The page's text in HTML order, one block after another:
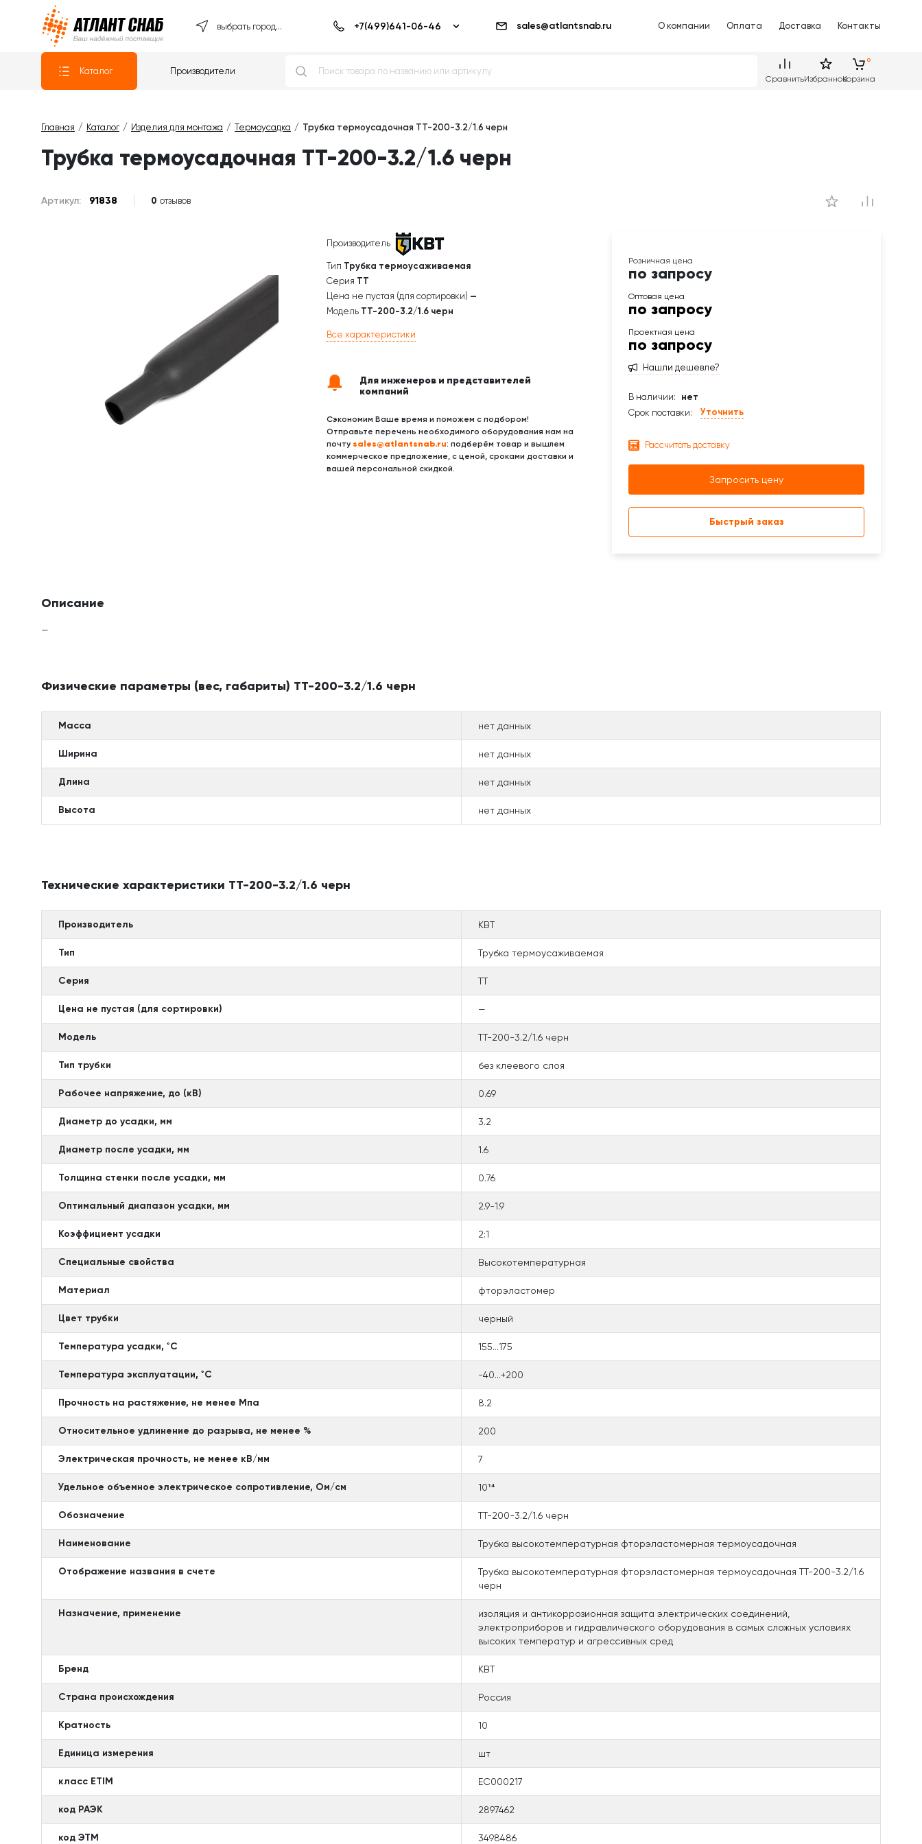
Атлантснаб
выбрать город... sales@atlantsnab.ru О компании Оплата Доставка Контакты
Каталог Производители
СравнитьИзбранноеКорзина
Главная Каталог Изделия для монтажа Термоусадка Трубка термоусадочная ТТ-200-3.2/1.6 черн
Трубка термоусадочная ТТ-200-3.2/1.6 черн
Артикул: 91838
Производитель
Тип Трубка термоусаживаемая
Серия ТТ
Цена не пустая (для сортировки) —
Модель ТТ-200-3.2/1.6 черн
Все характеристики
Для инженеров и представителей
компаний
Сэкономим Ваше время и поможем с подбором!
Отправьте перечень необходимого оборудования нам на
почту sales@atlantsnab.ru: подберём товар и вышлем
коммерческое предложение, с ценой, сроками доставки и
вашей персональной скидкой.
по запросу
по запросу
по запросу
Нашли дешевле?
В наличии:
нет
Срок поставки:
Уточнить
Рассчитать доставку
Запросить цену
Быстрый заказ
Описание
—
Физические параметры (вес, габариты) ТТ-200-3.2/1.6 черн
Масса нет данных
Ширина нет данных
Длина нет данных
Высота нет данных
Технические характеристики ТТ-200-3.2/1.6 черн
Производитель КВТ
Тип Трубка термоусаживаемая
Серия ТТ
Цена не пустая (для сортировки) —
Модель ТТ-200-3.2/1.6 черн
Тип трубки без клеевого слоя
Рабочее напряжение, до (кВ) 0.69
Диаметр до усадки, мм 3.2
Диаметр после усадки, мм 1.6
Толщина стенки после усадки, мм 0.76
Оптимальный диапазон усадки, мм 2.9-1.9
Коэффициент усадки 2:1
Специальные свойства Высокотемпературная
Материал фторэластомер
Цвет трубки черный
Температура усадки, ˚С 155...175
Температура эксплуатации, ˚С -40...+200
Прочность на растяжение, не менее Мпа 8.2
Относительное удлинение до разрыва, не менее % 200
Электрическая прочность, не менее кВ/мм 7
Удельное объемное электрическое сопротивление, Ом/см 10¹⁴
Обозначение ТТ-200-3.2/1.6 черн
Наименование Трубка высокотемпературная фторэластомерная термоусадочная
Отображение названия в счете
Трубка высокотемпературная фторэластомерная термоусадочная ТТ-200-3.2/1.6
черн
Назначение, применение
изоляция и антикоррозионная защита электрических соединений,
электроприборов и гидравлического оборудования в самых сложных условиях
высоких температур и агрессивных сред
Бренд КВТ
Страна происхождения Россия
Кратность 10
Единица измерения шт
класс ETIM EC000217
код РАЭК 2897462
код ЭТМ 3498486